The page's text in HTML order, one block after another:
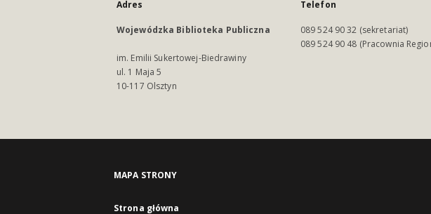
Adres
Wojewódzka Biblioteka Publiczna
im. Emilii Sukertowej-Biedrawiny
ul. 1 Maja 5
10-117 Olsztyn
Telefon
089 524 90 32 (sekretariat)
089 524 90 48 (Pracownia
MAPA STRONY
Strona główna